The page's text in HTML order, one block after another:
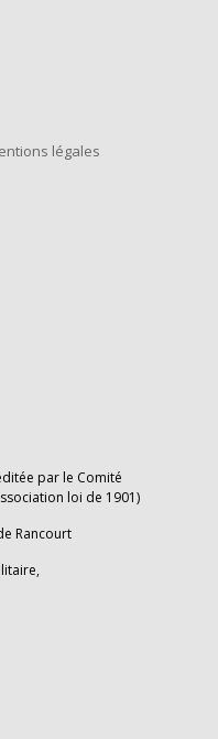
légales
par le Comité
loi de 1901)
Rancourt